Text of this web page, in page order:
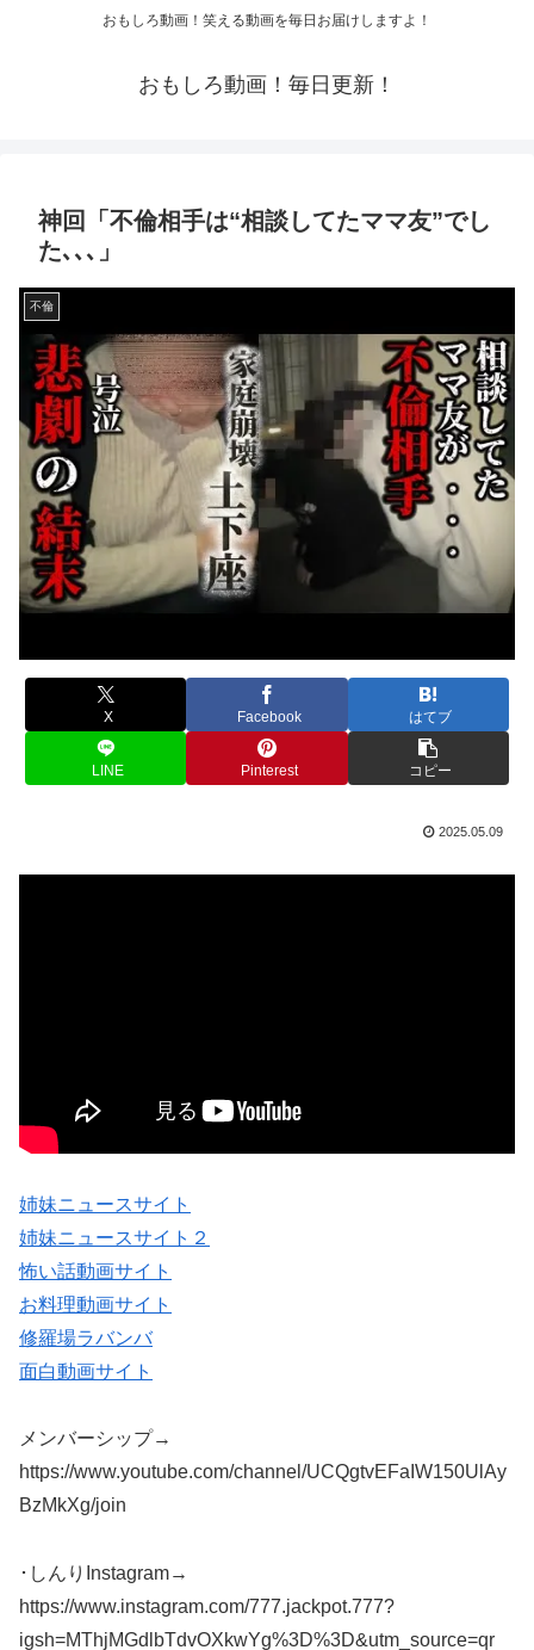
おもしろ動画！笑える動画を毎日お届けしますよ！
おもしろ動画！毎日更新！
神回「不倫相手は“相談してたママ友”でし
た､､､」
不倫
X Facebook はてブ
LINE Pinterest コピー
2025.05.09
姉妹ニュースサイト
姉妹ニュースサイト２
怖い話動画サイト
お料理動画サイト
修羅場ラバンバ
面白動画サイト
メンバーシップ→
https://www.youtube.com/channel/UCQgtvEFaIW150UlAy
BzMkXg/join
･しんりInstagram→
https://www.instagram.com/777.jackpot.777?
igsh=MThjMGdlbTdvOXkwYg%3D%3D&utm_source=qr